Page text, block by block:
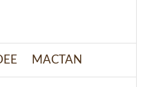
MACTAN